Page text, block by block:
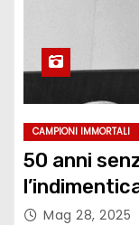
CAMPIONI IMMORTALI
50 anni
Mag 28, 2025